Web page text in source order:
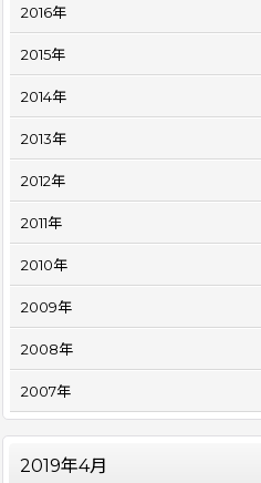
2019年4月
2016年
2015年
2014年
2013年
2012年
2011年
2010年
2009年
2008年
2007年